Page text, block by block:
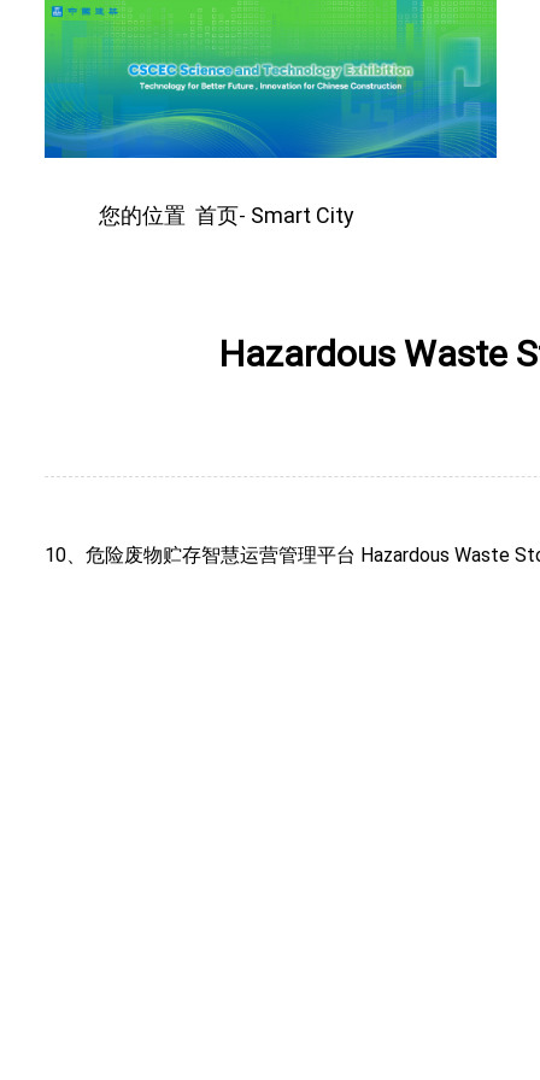
您的位置 首页- Smart City
Hazardous Waste
10、危险废物贮存智慧运营管理平台 Hazardous Waste